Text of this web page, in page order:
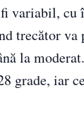
variabil, cu
trecător va
la
grade, iar